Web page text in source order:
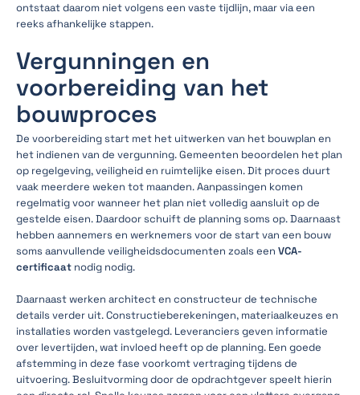
ontstaat daarom niet volgens een vaste tijdlijn, maar via een
reeks afhankelijke stappen.
Vergunningen en
voorbereiding van het
bouwproces
De voorbereiding start met het uitwerken van het bouwplan en
het indienen van de vergunning. Gemeenten beoordelen het plan
op regelgeving, veiligheid en ruimtelijke eisen. Dit proces duurt
vaak meerdere weken tot maanden. Aanpassingen komen
regelmatig voor wanneer het plan niet volledig aansluit op de
gestelde eisen. Daardoor schuift de planning soms op. Daarnaast
hebben aannemers en werknemers voor de start van een bouw
soms aanvullende veiligheidsdocumenten zoals een VCA-
certificaat nodig nodig.
Daarnaast werken architect en constructeur de technische
details verder uit. Constructieberekeningen, materiaalkeuzes en
installaties worden vastgelegd. Leveranciers geven informatie
over levertijden, wat invloed heeft op de planning. Een goede
afstemming in deze fase voorkomt vertraging tijdens de
uitvoering. Besluitvorming door de opdrachtgever speelt hierin